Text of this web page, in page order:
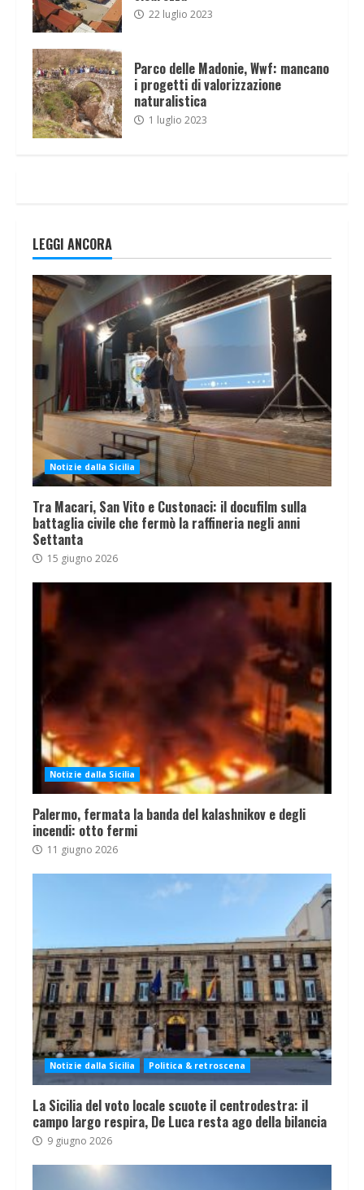
22 luglio 2023
Parco delle Madonie, Wwf: mancano
i progetti di valorizzazione
naturalistica
1 luglio 2023
LEGGI ANCORA
Notizie dalla Sicilia
Tra Macari, San Vito e Custonaci: il docufilm sulla
battaglia civile che fermò la raffineria negli anni
Settanta
15 giugno 2026
Notizie dalla Sicilia
Palermo, fermata la banda del kalashnikov e degli
incendi: otto fermi
11 giugno 2026
Notizie dalla Sicilia Politica & retroscena
La Sicilia del voto locale scuote il centrodestra: il
campo largo respira, De Luca resta ago della bilancia
9 giugno 2026